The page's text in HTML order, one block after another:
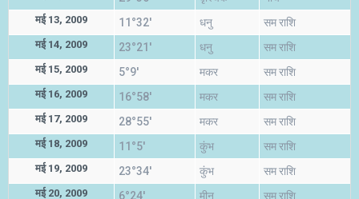
मई 13, 2009 11°32' धनु सम राशि
मई 14, 2009 23°21' धनु सम राशि
मई 15, 2009 5°9' मकर सम राशि
मई 16, 2009 16°58' मकर सम राशि
मई 17, 2009 28°55' मकर सम राशि
मई 18, 2009 11°5' कुंभ सम राशि
मई 19, 2009 23°34' कुंभ सम राशि
मई 20, 2009 6°24' मीन सम राशि